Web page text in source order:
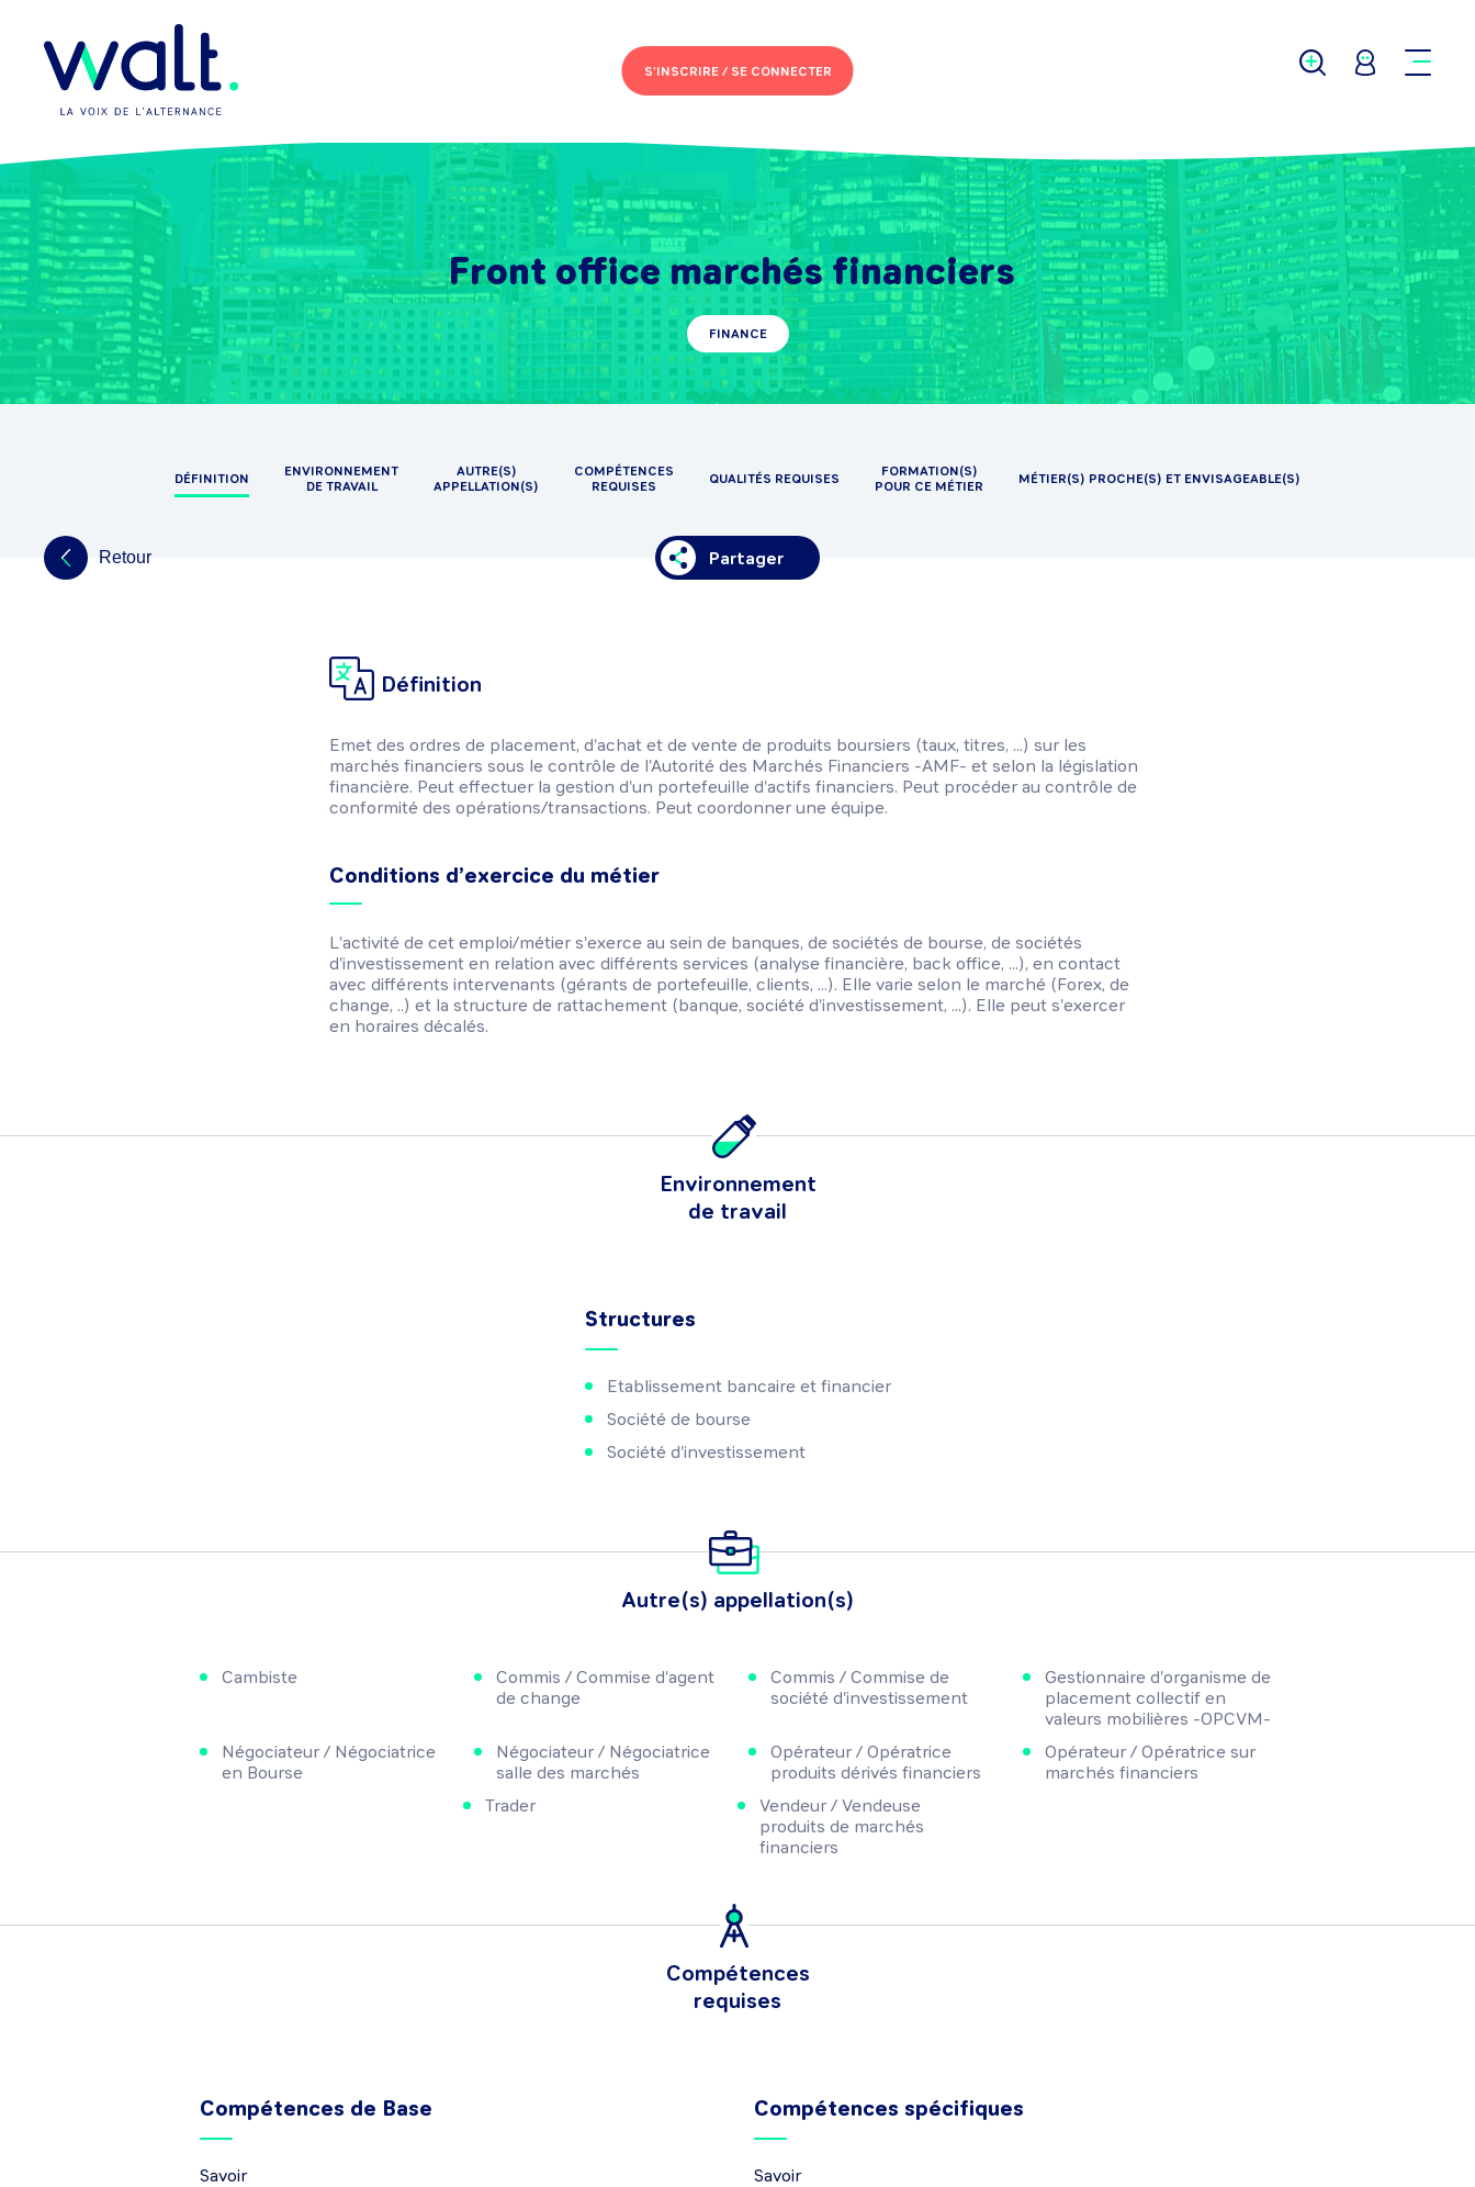
S'INSCRIRE /SE CONNECTER
Front office marchés financiers
FINANCE
DÉFINITION
ENVIRONNEMENT
DE TRAVAIL
AUTRE(S)
APPELLATION(S)
COMPÉTENCES
REQUISES
QUALITÉS REQUISES
FORMATION(S)
POUR CE MÉTIER
MÉTIER(S) PROCHE(S) ET ENVISAGEABLE(S)
Retour Partager
Définition
Emet des ordres de placement, d'achat et de vente de produits boursiers (taux, titres, ...) sur les
marchés financiers sous le contrôle de l'Autorité des Marchés Financiers -AMF- et selon la législation
financière. Peut effectuer la gestion d'un portefeuille d'actifs financiers. Peut procéder au contrôle de
conformité des opérations/transactions. Peut coordonner une équipe.
Conditions d’exercice du métier
L'activité de cet emploi/métier s'exerce au sein de banques, de sociétés de bourse, de sociétés
d'investissement en relation avec différents services (analyse financière, back office, ...), en contact
avec différents intervenants (gérants de portefeuille, clients, ...). Elle varie selon le marché (Forex, de
change, ..) et la structure de rattachement (banque, société d'investissement, ...). Elle peut s'exercer
en horaires décalés.
Environnement
de travail
Structures
Etablissement bancaire et financier
Société de bourse
Société d'investissement
Autre(s) appellation(s)
Cambiste
Commis / Commise d'agent
de change
Commis / Commise de
société d'investissement
Gestionnaire d'organisme de
placement collectif en
valeurs mobilières -OPCVM-
Négociateur / Négociatrice
en Bourse
Négociateur / Négociatrice
salle des marchés
Opérateur / Opératrice
produits dérivés financiers
Opérateur / Opératrice sur
marchés financiers
Trader
Vendeur / Vendeuse
produits de marchés
financiers
Compétences
requises
Compétences de Base
Savoir
Compétences spécifiques
Savoir